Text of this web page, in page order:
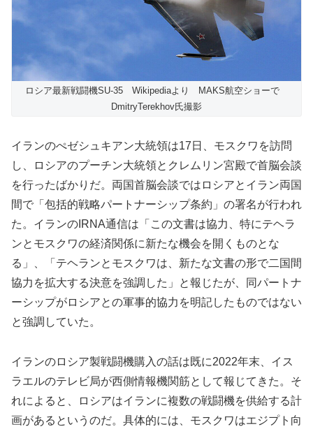
ロシア最新戦闘機SU-35 Wikipediaより MAKS航空ショーで
DmitryTerekhov氏撮影
イランのぺゼシュキアン大統領は17日、モスクワを訪問
し、ロシアのプーチン大統領とクレムリン宮殿で首脳会談
を行ったばかりだ。両国首脳会談ではロシアとイラン両国
間で「包括的戦略パートナーシップ条約」の署名が行われ
た。イランのIRNA通信は「この文書は協力、特にテヘラ
ンとモスクワの経済関係に新たな機会を開くものとな
る」、「テヘランとモスクワは、新たな文書の形で二国間
協力を拡大する決意を強調した」と報じたが、同パートナ
ーシップがロシアとの軍事的協力を明記したものではない
と強調していた。
イランのロシア製戦闘機購入の話は既に2022年末、イス
ラエルのテレビ局が西側情報機関筋として報じてきた。そ
れによると、ロシアはイランに複数の戦闘機を供給する計
画があるというのだ。具体的には、モスクワはエジプト向